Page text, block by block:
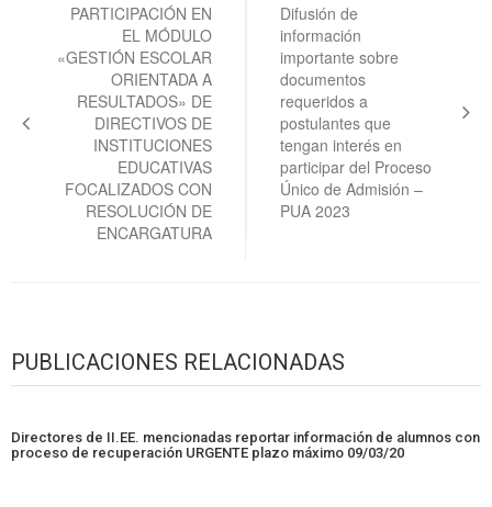
entradas
PARTICIPACIÓN EN
EL MÓDULO
«GESTIÓN ESCOLAR
ORIENTADA A
RESULTADOS» DE
DIRECTIVOS DE
INSTITUCIONES
EDUCATIVAS
FOCALIZADOS CON
RESOLUCIÓN DE
ENCARGATURA
Difusión de
información
importante sobre
documentos
requeridos a
postulantes que
tengan interés en
participar del Proceso
Único de Admisión –
PUA 2023
PUBLICACIONES RELACIONADAS
Directores de II.EE. mencionadas reportar información de alumnos con
proceso de recuperación URGENTE plazo máximo 09/03/20